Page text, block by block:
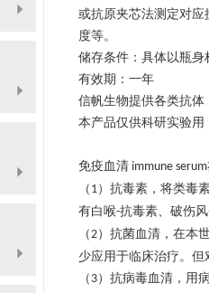
或抗原夹芯法测定对
度等。
储存条件：具体以瓶身
有效期：一年
信帆生物提供各类抗
本产品仅供科研实验用
免疫血清 immune serum
（ 1）抗毒素，将类毒
有白喉-抗毒素、破伤风
（2）抗菌血清，在本
少应用于临床治疗。
（ 3）抗病毒血清，用